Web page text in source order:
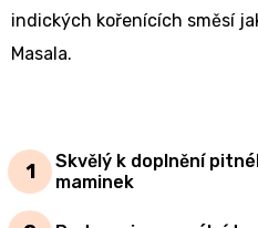
indických kořenících směsí
Masala.
Skvělý k doplnění
maminek